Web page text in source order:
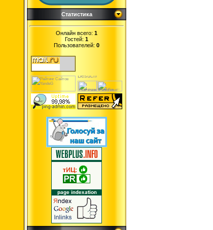
Статистика
Онлайн всего: 1
Гостей: 1
Пользователей: 0